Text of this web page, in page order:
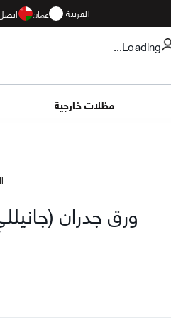
عمان العربية
...Loading
مظلات خارجية
ورق جدران